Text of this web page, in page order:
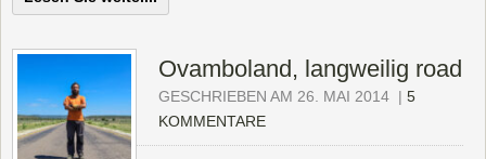
Ovamboland, langweilig road
GESCHRIEBEN AM 26. MAI 2014 | 5
KOMMENTARE